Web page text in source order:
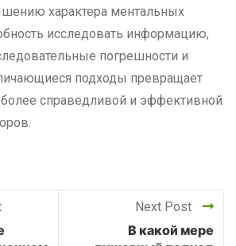
характера ментальных
исследовать информацию,
погрешности и
подходы превращает
справедливой и эффективной
Next Post
В какой мере